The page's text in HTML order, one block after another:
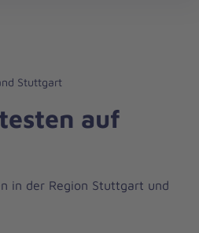
Stuttgart
auf
in der Region Stuttgart und